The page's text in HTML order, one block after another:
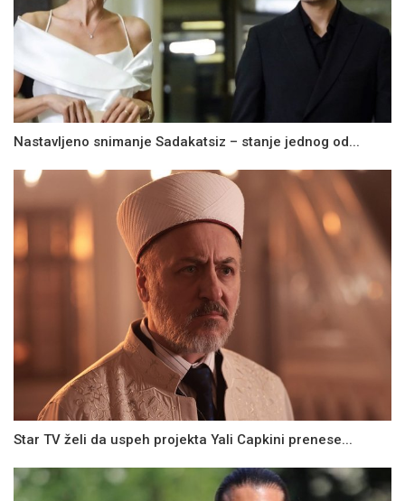
Nastavljeno snimanje Sadakatsiz – stanje jednog od...
Star TV želi da uspeh projekta Yali Capkini prenese...